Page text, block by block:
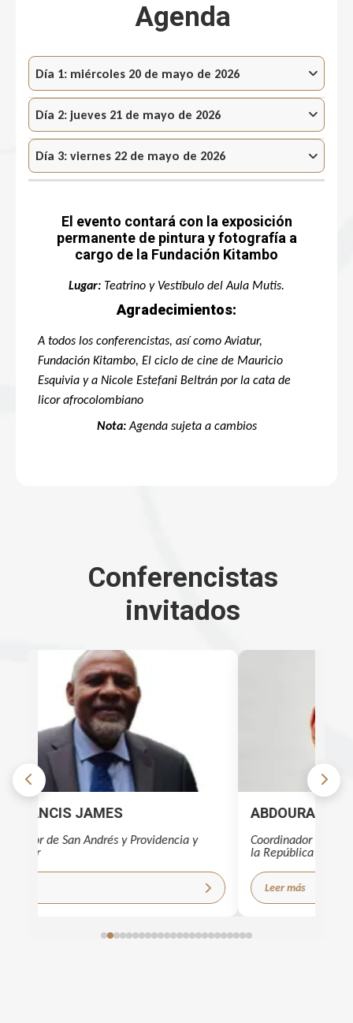
Agenda
Día 1: miércoles 20 de mayo de 2026
Día 2: jueves 21 de mayo de 2026
Día 3: viernes 22 de mayo de 2026
El evento contará con la exposición
permanente de pintura y fotografía a
cargo de la Fundación Kitambo
Lugar: Teatrino y Vestíbulo del Aula Mutis.
Agradecimientos:
A todos los conferencistas, así como Aviatur,
Fundación Kitambo, El ciclo de cine de Mauricio
Esquivia y a Nicole Estefani Beltrán por la cata de
licor afrocolombiano
Nota:Agenda sujeta a cambios
Conferencistas
invitados
FRANCIS JAMES
de San Andrés y Providencia y
Coordinador
la República del
Leer más